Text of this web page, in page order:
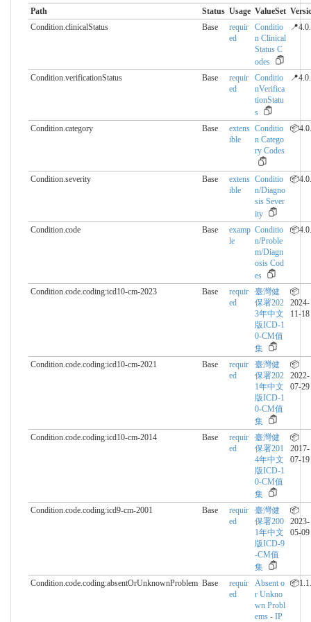
Path Status Usage ValueSet
Condition.clinicalStatus
Base
requir
ed
Conditio
n Clinical
Status C
odes
Condition.verificationStatus Base
requir
ed
Conditio
nVerifica
tionStatu
s
Condition.category Base
extens
ible
Conditio
n Catego
ry Codes
Condition.severity Base
extens
ible
Conditio
n/Diagno
sis Sever
ity
Condition.code Base
examp
le
Conditio
n/Proble
m/Diagn
osis Cod
es
Condition.code.coding:icd10-cm-2023 Base
requir
ed
臺灣健
保署202
3年中文
版ICD-1
0-CM值
集
📦
2024-
11-18
Condition.code.coding:icd10-cm-2021 Base
requir
ed
臺灣健
保署202
1年中文
版ICD-1
0-CM值
集
📦
2022-
07-29
Condition.code.coding:icd10-cm-2014 Base
requir
ed
臺灣健
保署201
4年中文
版ICD-1
0-CM值
集
📦
2017-
07-19
Condition.code.coding:icd9-cm-2001 Base
requir
ed
臺灣健
保署200
1年中文
版ICD-9
-CM值
集
📦
2023-
05-09
Condition.code.coding:absentOrUnknownProblem Base
requir
ed
Absent o
r Unkno
wn Probl
ems - IP